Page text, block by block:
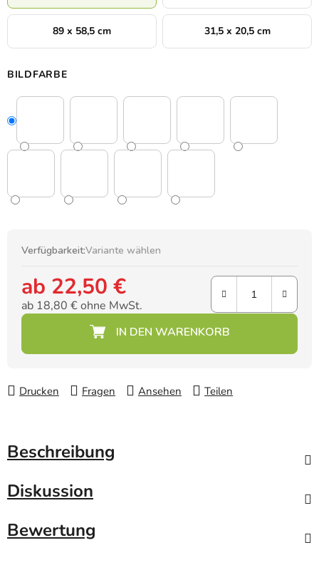
89 x 58,5 cm 31,5 x 20,5 cm
BILDFARBE
Verfügbarkeit:Variante wählen
ab 22,50 €
ab 18,80 €ohne MwSt.
Verkaufspreis:
Drucken Fragen Ansehen Teilen
Beschreibung
Diskussion
Bewertung